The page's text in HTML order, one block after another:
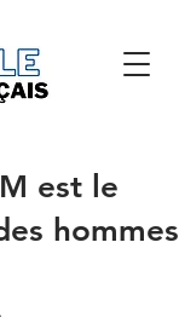
est le
hommes